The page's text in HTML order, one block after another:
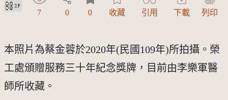
創用CC姓名標示 3.0 台灣及其後版本(CC BY 3.0 TW +)
7 0 0 收藏 引用 下載 列印
本照片為蔡金蓉於2020年(民國109年)所拍攝。榮
工處頒贈服務三十年紀念獎牌，目前由李樂軍醫
師所收藏。